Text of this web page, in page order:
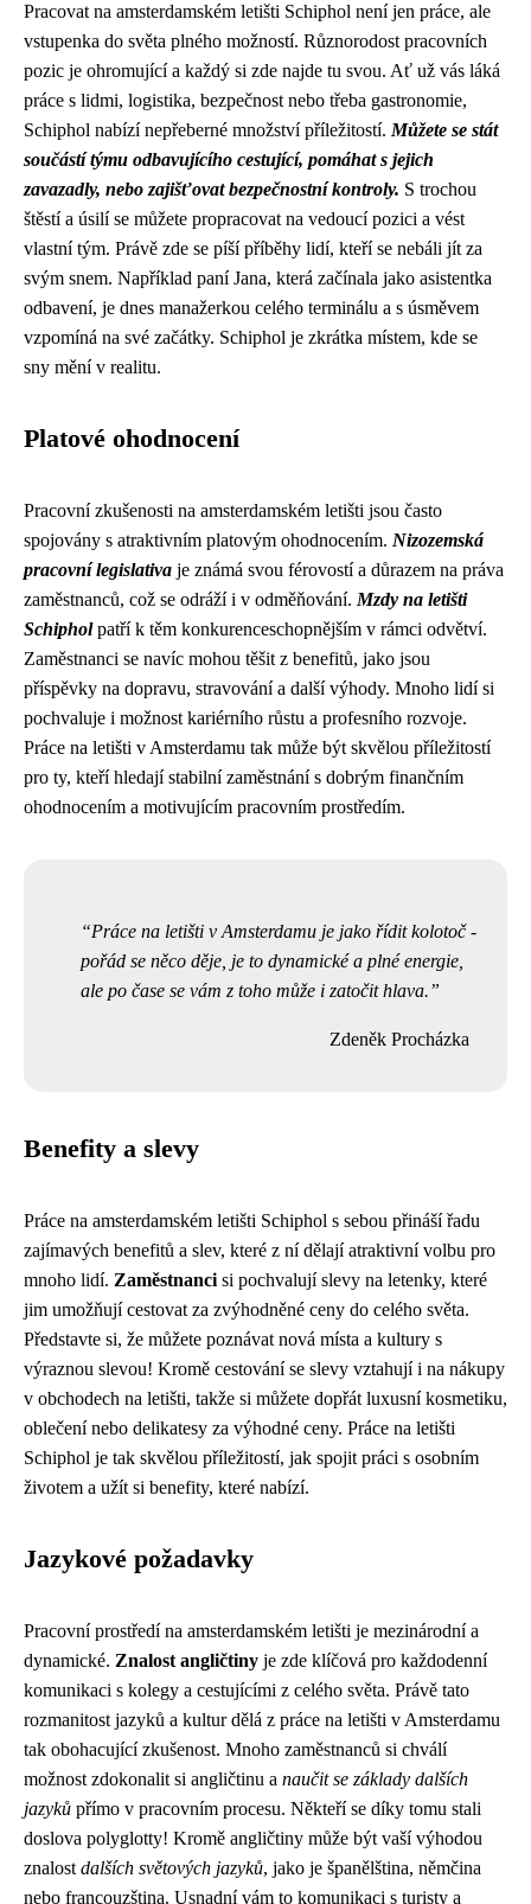
Pracovat na amsterdamském letišti Schiphol není jen práce, ale
vstupenka do světa plného možností. Různorodost pracovních
pozic je ohromující a každý si zde najde tu svou. Ať už vás láká
práce s lidmi, logistika, bezpečnost nebo třeba gastronomie,
Schiphol nabízí nepřeberné množství příležitostí. Můžete se stát
součástí týmu odbavujícího cestující, pomáhat s jejich
zavazadly, nebo zajišťovat bezpečnostní kontroly. S trochou
štěstí a úsilí se můžete propracovat na vedoucí pozici a vést
vlastní tým. Právě zde se píší příběhy lidí, kteří se nebáli jít za
svým snem. Například paní Jana, která začínala jako asistentka
odbavení, je dnes manažerkou celého terminálu a s úsměvem
vzpomíná na své začátky. Schiphol je zkrátka místem, kde se
sny mění v realitu.
Platové ohodnocení
Pracovní zkušenosti na amsterdamském letišti jsou často
spojovány s atraktivním platovým ohodnocením. Nizozemská
pracovní legislativa je známá svou férovostí a důrazem na práva
zaměstnanců, což se odráží i v odměňování. Mzdy na letišti
Schipholpatří k těm konkurenceschopnějším v rámci odvětví.
Zaměstnanci se navíc mohou těšit z benefitů, jako jsou
příspěvky na dopravu, stravování a další výhody. Mnoho lidí si
pochvaluje i možnost kariérního růstu a profesního rozvoje.
Práce na letišti v Amsterdamu tak může být skvělou příležitostí
pro ty, kteří hledají stabilní zaměstnání s dobrým finančním
ohodnocením a motivujícím pracovním prostředím.
Práce na letišti v Amsterdamu je jako řídit kolotoč -
pořád se něco děje, je to dynamické a plné energie,
ale po čase se vám z toho může i zatočit hlava.
Zdeněk Procházka
Benefity a slevy
Práce na amsterdamském letišti Schiphol s sebou přináší řadu
zajímavých benefitů a slev, které z ní dělají atraktivní volbu pro
mnoho lidí. Zaměstnanci si pochvalují slevy na letenky, které
jim umožňují cestovat za zvýhodněné ceny do celého světa.
Představte si, že můžete poznávat nová místa a kultury s
výraznou slevou! Kromě cestování se slevy vztahují i na nákupy
v obchodech na letišti, takže si můžete dopřát luxusní kosmetiku,
oblečení nebo delikatesy za výhodné ceny. Práce na letišti
Schiphol je tak skvělou příležitostí, jak spojit práci s osobním
životem a užít si benefity, které nabízí.
Jazykové požadavky
Pracovní prostředí na amsterdamském letišti je mezinárodní a
dynamické. Znalost angličtiny je zde klíčová pro každodenní
komunikaci s kolegy a cestujícími z celého světa. Právě tato
rozmanitost jazyků a kultur dělá z práce na letišti v Amsterdamu
tak obohacující zkušenost. Mnoho zaměstnanců si chválí
možnost zdokonalit si angličtinu a naučit se základy dalších
jazyků přímo v pracovním procesu. Někteří se díky tomu stali
doslova polyglotty! Kromě angličtiny může být vaší výhodou
znalost dalších světových jazyků, jako je španělština, němčina
nebo francouzština. Usnadní vám to komunikaci s turisty a